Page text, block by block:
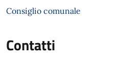
Consiglio comunale
Contatti